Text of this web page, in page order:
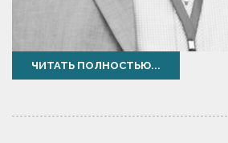
ЧИТАТЬ ПОЛНОСТЬЮ...